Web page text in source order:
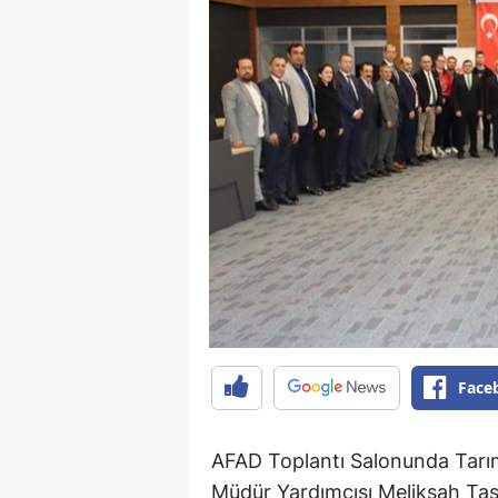
AFAD Toplantı Salonunda
Müdür Yardımcısı Melikşah